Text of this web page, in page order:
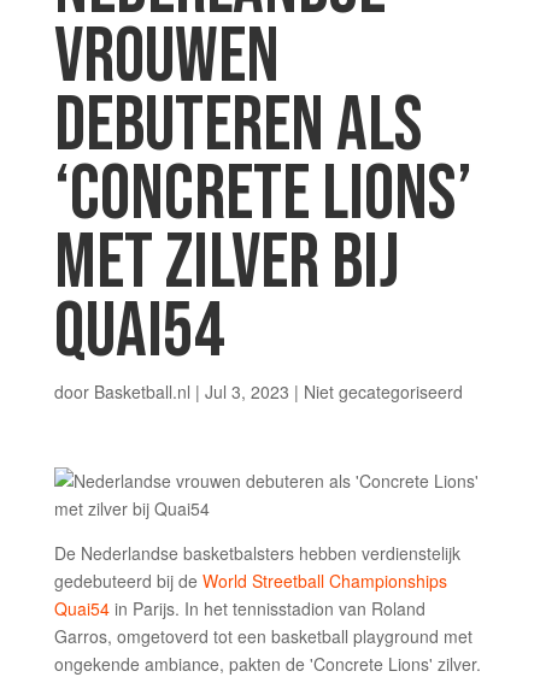
VROUWEN
DEBUTEREN ALS
‘CONCRETE LIONS’
MET ZILVER BIJ
QUAI54
door Basketball.nl | Jul 3, 2023 | Niet gecategoriseerd
De Nederlandse basketbalsters hebben verdienstelijk
gedebuteerd bij de World Streetball Championships
Quai54in Parijs. In het tennisstadion van Roland
Garros, omgetoverd tot een basketball playground met
ongekende ambiance, pakten de 'Concrete Lions' zilver.